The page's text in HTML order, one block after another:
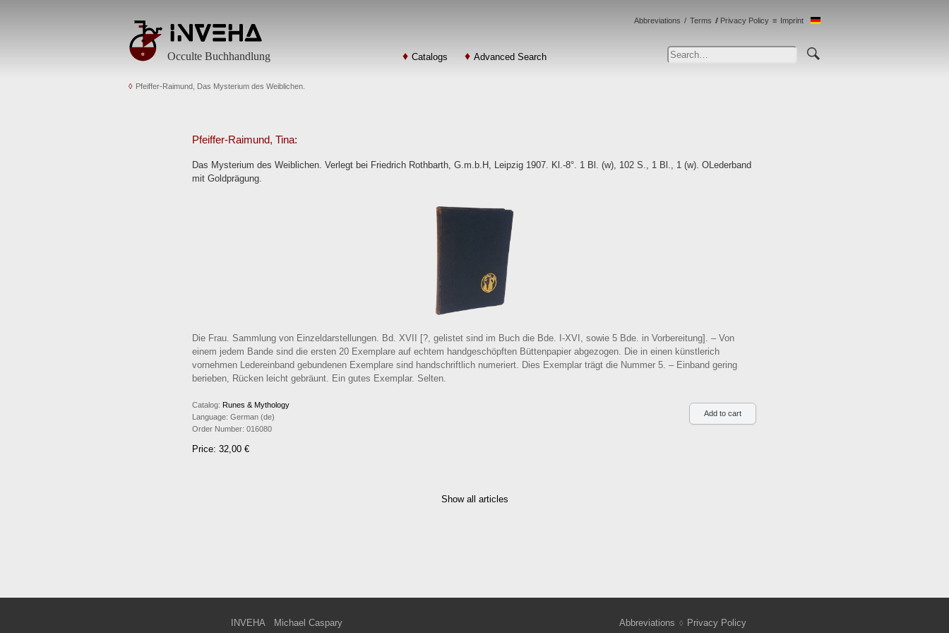
Occulte Buchhandlung Catalogs Advanced Search
Abbreviations Terms Privacy Policy Imprint
Pfeiffer-Raimund, Das Mysterium des Weiblichen.
Pfeiffer-Raimund, Tina:
Das Mysterium des Weiblichen. Verlegt bei Friedrich Rothbarth, G.m.b.H, Leipzig 1907. Kl.-8°. 1 Bl. (w), 102 S., 1 Bl., 1 (w). OLederband
mit Goldprägung.
Die Frau. Sammlung von Einzeldarstellungen. Bd. XVII [?, gelistet sind im Buch die Bde. I-XVI, sowie 5 Bde. in Vorbereitung]. – Von
einem jedem Bande sind die ersten 20 Exemplare auf echtem handgeschöpften Büttenpapier abgezogen. Die in einen künstlerich
vornehmen Ledereinband gebundenen Exemplare sind handschriftlich numeriert. Dies Exemplar trägt die Nummer 5. – Einband gering
berieben, Rücken leicht gebräunt. Ein gutes Exemplar. Selten.
Catalog: Runes & Mythology
Language: German (de)
Order Number: 016080
Price: 32,00 €
Show all articles
INVEHA
Michael Caspary
Abbreviations
Privacy Policy